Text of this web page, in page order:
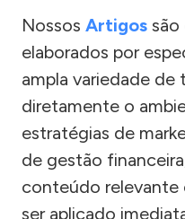
Nossos Artigos são
elaborados por
ampla variedade de
diretamente o
estratégias de
de gestão
conteúdo relevante
ser aplicado